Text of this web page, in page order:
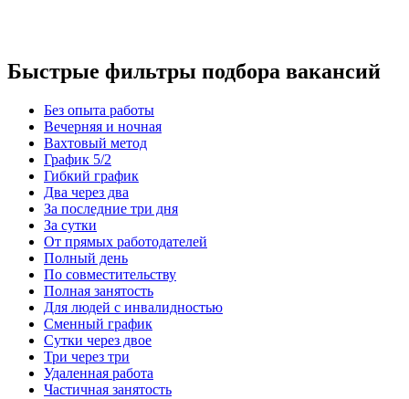
Быстрые фильтры подбора вакансий
Без опыта работы
Вечерняя и ночная
Вахтовый метод
График 5/2
Гибкий график
Два через два
За последние три дня
За сутки
От прямых работодателей
Полный день
По совместительству
Полная занятость
Для людей с инвалидностью
Сменный график
Сутки через двое
Три через три
Удаленная работа
Частичная занятость